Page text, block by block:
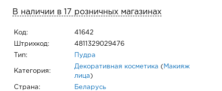
В наличии в 17 розничных магазинах
Код: 41642
Штрихкод: 4811329029476
Тип: Пудра
Категория:
Декоративная косметика ( Макияж
лица )
Страна: Беларусь